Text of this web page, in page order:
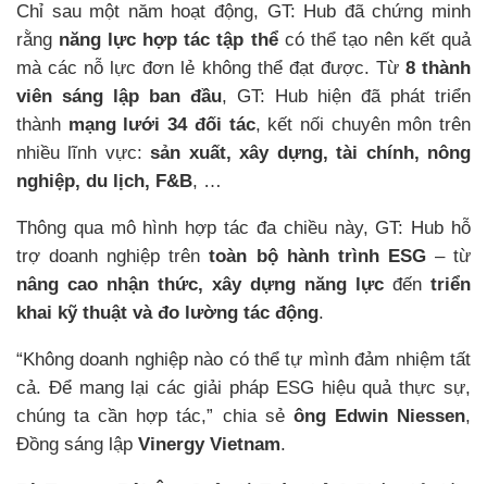
Chỉ sau một năm hoạt động, GT: Hub đã chứng minh
rằng năng lực hợp tác tập thểcó thể tạo nên kết quả
mà các nỗ lực đơn lẻ không thể đạt được. Từ 8 thành
viên sáng lập ban đầu, GT: Hub hiện đã phát triển
thành mạng lưới 34 đối tác, kết nối chuyên môn trên
nhiều lĩnh vực:sản xuất, xây dựng, tài chính, nông
nghiệp, du lịch, F&B, …
Thông qua mô hình hợp tác đa chiều này, GT: Hub hỗ
trợ doanh nghiệp trêntoàn bộ hành trình ESG– từ
nâng cao nhận thức, xây dựng năng lực đến triển
khai kỹ thuật và đo lường tác động.
“Không doanh nghiệp nào có thể tự mình đảm nhiệm tất
cả. Để mang lại các giải pháp ESG hiệu quả thực sự,
chúng ta cần hợp tác,” chia sẻ ông Edwin Niessen,
Đồng sáng lập Vinergy Vietnam.